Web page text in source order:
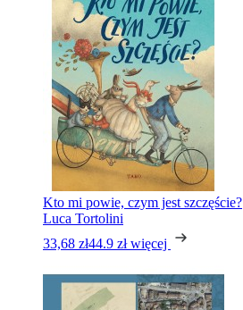
Kto mi powie, czym jest szczęście?
Luca Tortolini
33,68 zł44.9 zł więcej